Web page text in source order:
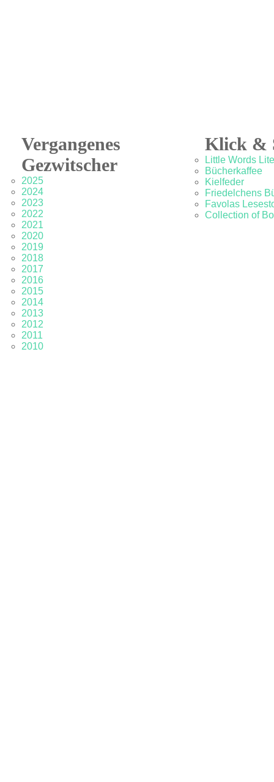
Vergangenes
Gezwitscher
2025
2024
2023
2022
2021
2020
2019
2018
2017
2016
2015
2014
2013
2012
2011
2010
Klick &
Little Words
Bücherkaffee
Kielfeder
Friedelchens
Favolas
Collection of